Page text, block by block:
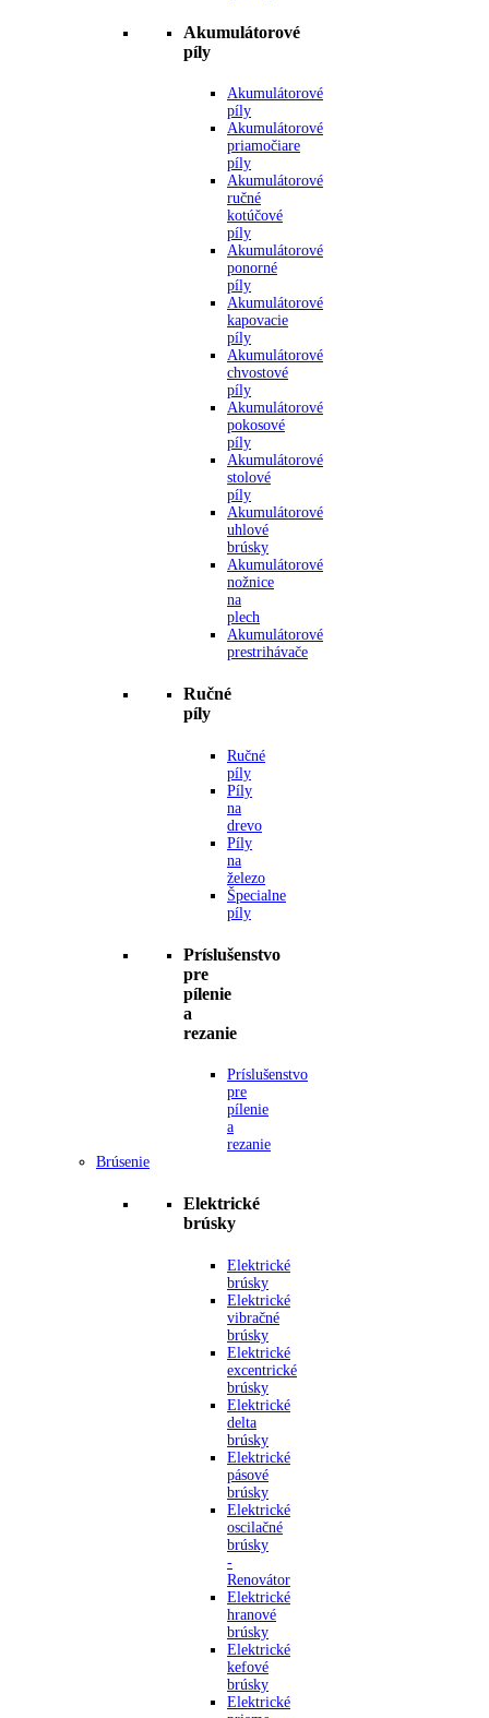
Akumulátorové
píly
Akumulátorové
píly
Akumulátorové
priamočiare
píly
Akumulátorové
ručné
kotúčové
píly
Akumulátorové
ponorné
píly
Akumulátorové
kapovacie
píly
Akumulátorové
chvostové
píly
Akumulátorové
pokosové
píly
Akumulátorové
stolové
píly
Akumulátorové
uhlové
brúsky
Akumulátorové
nožnice
na
plech
Akumulátorové
prestrihávače
Ručné
píly
Ručné
píly
Píly
na
drevo
Píly
na
železo
Špecialne
píly
Príslušenstvo
pre
pílenie
a
rezanie
Príslušenstvo
pre
pílenie
a
rezanie
Brúsenie
Elektrické
brúsky
Elektrické
brúsky
Elektrické
vibračné
brúsky
Elektrické
excentrické
brúsky
Elektrické
delta
brúsky
Elektrické
pásové
brúsky
Elektrické
oscilačné
brúsky
-
Renovátor
Elektrické
hranové
brúsky
Elektrické
kefové
brúsky
Elektrické